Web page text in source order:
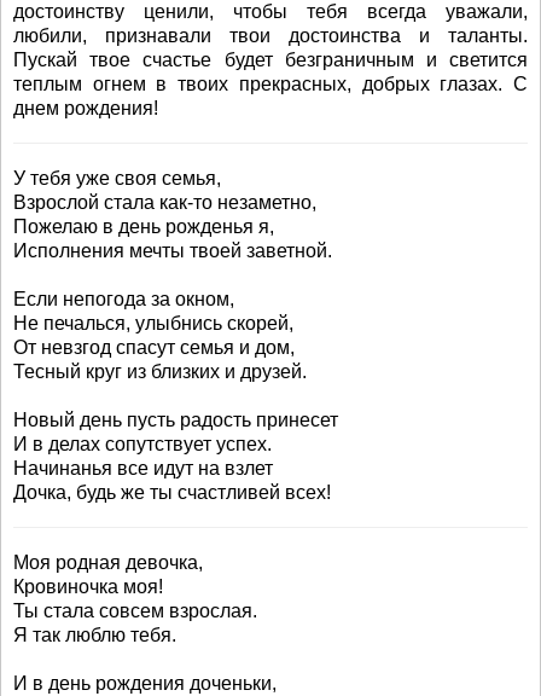
достоинству ценили, чтобы тебя всегда уважали,
любили, признавали твои достоинства и таланты.
Пускай твое счастье будет безграничным и светится
теплым огнем в твоих прекрасных, добрых глазах. С
днем рождения!
У тебя уже своя семья,
Взрослой стала как-то незаметно,
Пожелаю в день рожденья я,
Исполнения мечты твоей заветной.
Если непогода за окном,
Не печалься, улыбнись скорей,
От невзгод спасут семья и дом,
Тесный круг из близких и друзей.
Новый день пусть радость принесет
И в делах сопутствует успех.
Начинанья все идут на взлет
Дочка, будь же ты счастливей всех!
Моя родная девочка,
Кровиночка моя!
Ты стала совсем взрослая.
Я так люблю тебя.
И в день рождения доченьки,